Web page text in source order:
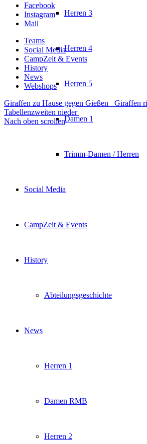
Herren 3
Herren 4
Herren 5
Damen 1
Trimm-Damen / Herren
Social Media
CampZeit & Events
History
Abteilungsgeschichte
News
Herren 1
Damen RMB
Herren 2
Facebook
Instagram
Mail
Teams
Social Media
CampZeit & Events
History
News
Webshops
Giraffen zu Hause gegen Gießen
Giraffen
Tabellenzweiten nieder
Nach oben scrollen